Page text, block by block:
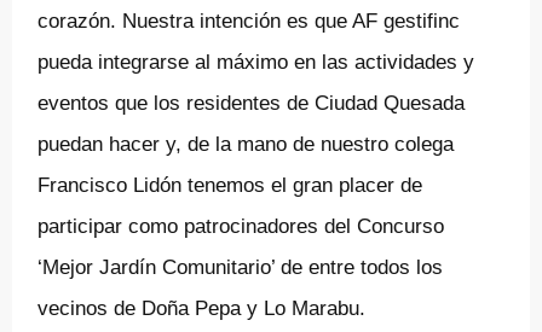
corazón. Nuestra intención es que AF gestifinc
pueda integrarse al máximo en las actividades y
eventos que los residentes de Ciudad Quesada
puedan hacer y, de la mano de nuestro colega
Francisco Lidón tenemos el gran placer de
participar como patrocinadores del Concurso
‘Mejor Jardín Comunitario’ de entre todos los
vecinos de Doña Pepa y Lo Marabu.